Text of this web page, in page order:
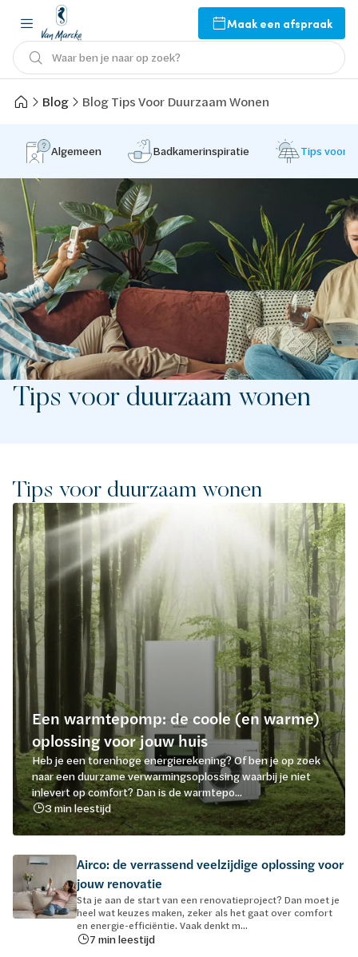
Maak een afspraak
Waar ben je naar op zoek?
Blog Blog Tips Voor Duurzaam Wonen
Algemeen Badkamerinspiratie Tips voor
Tips voor duurzaam wonen
Tips voor duurzaam wonen
Een warmtepomp: de coole (en warme)
oplossing voor jouw huis
Heb je een torenhoge energierekening? Of ben je op zoek
naar een duurzame verwarmingsoplossing waarbij je niet
inlevert op comfort? Dan is de warmtepo...
3 min leestijd
Airco: de verrassend veelzijdige oplossing voor
jouw renovatie
Sta je aan de start van een renovatieproject? Dan moet je
heel wat keuzes maken, zeker als het gaat over comfort
en energie-efficiëntie. Vaak denkt m...
7 min leestijd